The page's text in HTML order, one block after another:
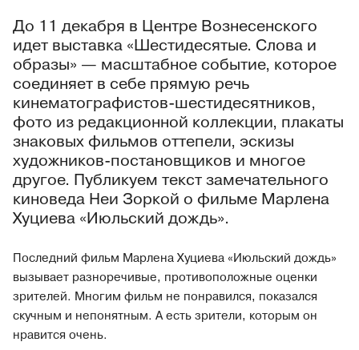
До 11 декабря в Центре Вознесенского
идет выставка «Шестидесятые. Слова и
образы» — масштабное событие, которое
соединяет в себе прямую речь
кинематографистов-шестидесятников,
фото из редакционной коллекции, плакаты
знаковых фильмов оттепели, эскизы
художников-постановщиков и многое
другое. Публикуем текст замечательного
киноведа Неи Зоркой о фильме Марлена
Хуциева «Июльский дождь».
Последний фильм Марлена Хуциева «Июльский дождь»
вызывает разноречивые, противоположные оценки
зрителей. Многим фильм не понравился, показался
скучным и непонятным. А есть зрители, которым он
нравится очень.